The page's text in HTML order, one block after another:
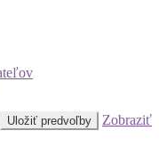
Uložiť predvoľby
Zobraziť